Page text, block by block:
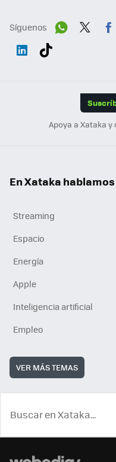
Síguenos
Apoya a Xataka
En Xataka
Streaming
Espacio
Energía
Apple
Inteligencia artificial
Empleo
VER MÁS TEMAS